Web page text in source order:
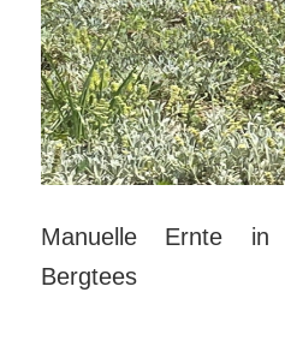
Manuelle Ernte in
Bergtees